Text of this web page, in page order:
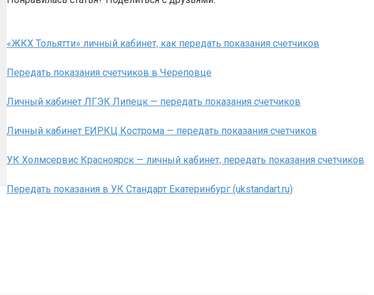
«ЖКХ Тольятти» личный кабинет, как передать показания счетчиков
Передать показания счетчиков в Череповце
Личный кабинет ЛГЭК Липецк — передать показания счетчиков
Личный кабинет ЕИРКЦ Кострома — передать показания счетчиков
УК Холмсервис Красноярск — личный кабинет, передать показания счетчиков
Передать показания в УК Стандарт Екатеринбург (ukstandart.ru)